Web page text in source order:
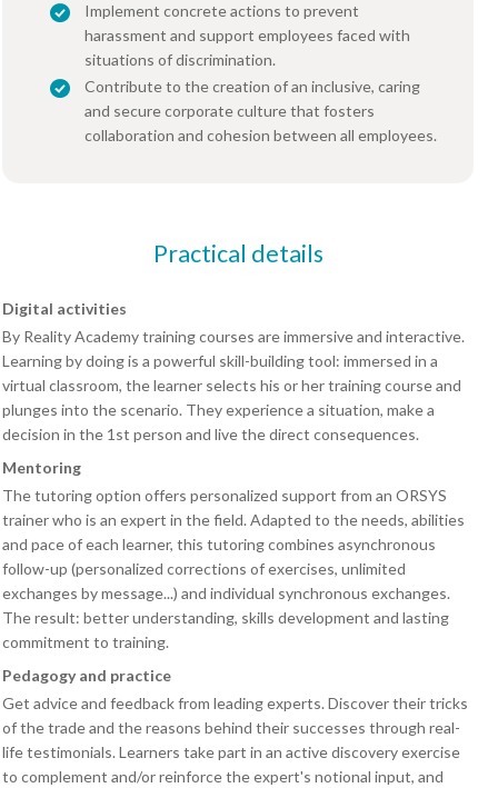
Implement concrete actions to prevent
harassment and support employees faced with
situations of discrimination.
Contribute to the creation of an inclusive, caring
and secure corporate culture that fosters
collaboration and cohesion between all employees.
Practical details
Digital activities
By Reality Academy training courses are immersive and interactive.
Learning by doing is a powerful skill-building tool: immersed in a
virtual classroom, the learner selects his or her training course and
plunges into the scenario. They experience a situation, make a
decision in the 1st person and live the direct consequences.
Mentoring
The tutoring option offers personalized support from an ORSYS
trainer who is an expert in the field. Adapted to the needs, abilities
and pace of each learner, this tutoring combines asynchronous
follow-up (personalized corrections of exercises, unlimited
exchanges by message...) and individual synchronous exchanges.
The result: better understanding, skills development and lasting
commitment to training.
Pedagogy and practice
Get advice and feedback from leading experts. Discover their tricks
of the trade and the reasons behind their successes through real-
life testimonials. Learners take part in an active discovery exercise
to complement and/or reinforce the expert's notional input, and